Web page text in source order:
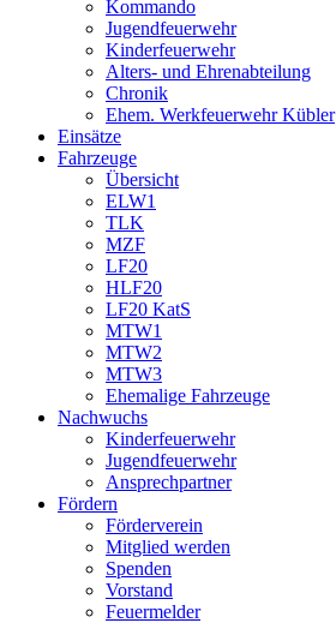
Kommando
Jugendfeuerwehr
Kinderfeuerwehr
Alters- und Ehrenabteilung
Chronik
Ehem. Werkfeuerwehr Kübler
Einsätze
Fahrzeuge
Übersicht
ELW1
TLK
MZF
LF20
HLF20
LF20 KatS
MTW1
MTW2
MTW3
Ehemalige Fahrzeuge
Nachwuchs
Kinderfeuerwehr
Jugendfeuerwehr
Ansprechpartner
Fördern
Förderverein
Mitglied werden
Spenden
Vorstand
Feuermelder